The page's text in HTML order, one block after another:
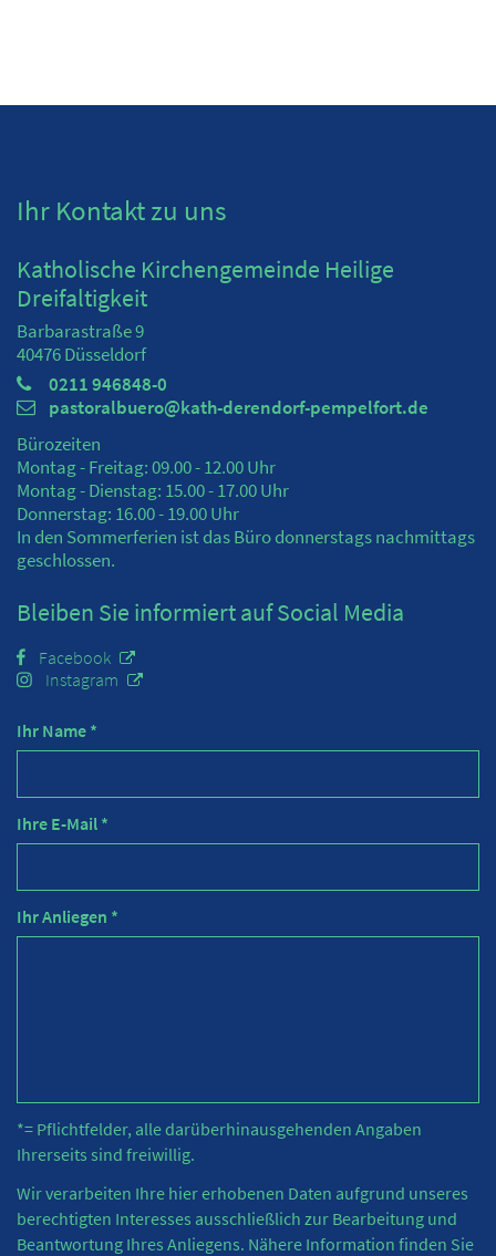
Ihr Kontakt zu uns
Katholische Kirchengemeinde Heilige
Dreifaltigkeit
Barbarastraße 9
40476Düsseldorf
0211 946848-0
pastoralbuero@kath-derendorf-pempelfort.de
Bürozeiten
Montag - Freitag: 09.00 - 12.00 Uhr
Montag - Dienstag: 15.00 - 17.00 Uhr
Donnerstag: 16.00 - 19.00 Uhr
In den Sommerferien ist das Büro donnerstags nachmittags
geschlossen.
Bleiben Sie informiert auf Social Media
Facebook
Instagram
Ihr Name *
Ihre E-Mail *
Ihr Anliegen *
*= Pflichtfelder, alle darüberhinausgehenden Angaben
Ihrerseits sind freiwillig.
Wir verarbeiten Ihre hier erhobenen Daten aufgrund unseres
berechtigten Interesses ausschließlich zur Bearbeitung und
Beantwortung Ihres Anliegens. Nähere Information finden Sie